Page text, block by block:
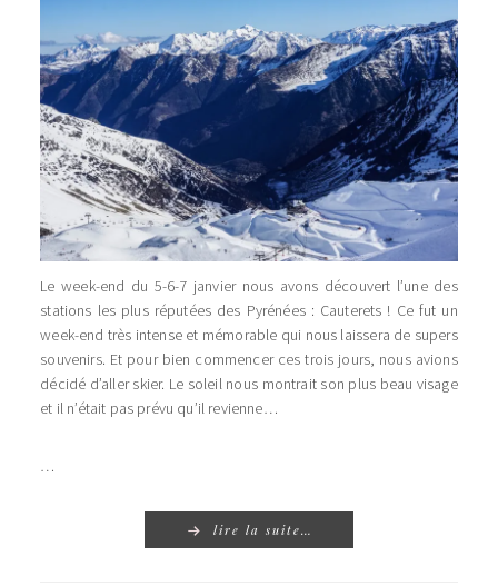
Le week-end du 5-6-7 janvier nous avons découvert l’une des
stations les plus réputées des Pyrénées : Cauterets ! Ce fut un
week-end très intense et mémorable qui nous laissera de supers
souvenirs. Et pour bien commencer ces trois jours, nous avions
décidé d’aller skier. Le soleil nous montrait son plus beau visage
et il n’était pas prévu qu’il revienne…
…
lire la suite…